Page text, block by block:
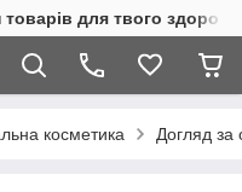
товарів для твого
косметика Догляд за